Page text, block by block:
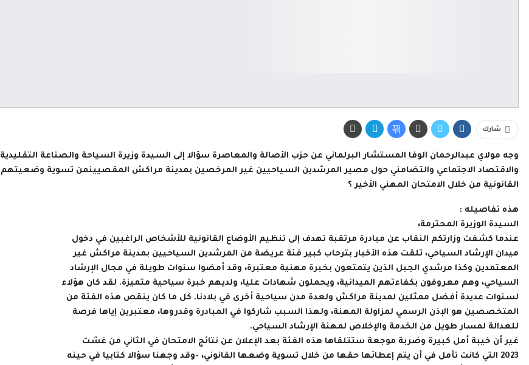
شارك
وجه مولاي عبدالرحمان الوفا المستشار البرلماني عن حزب الأصالة والمعاصرة سؤالا إلى السيدة وزيرة السياحة والصناعة التقليدية
والاقتصاد الاجتماعي والتضامني حول مصير المرشدين السياحيين غير المرخصين بمدينة مراكش المقصيينمن تسوية وضعيتهم
القانونية من خلال الامتحان المهني الأخير ؟
هذه تفاصيله :
السيدة الوزيرة المحترمة،
عندما كشفت وزارتكم النقاب عن مبادرة مرتقبة تهدف إلى تنظيم الأوضاع القانونية للأشخاص الراغبين في دخول
ميدان الإرشاد السياحي، تلقت هذه الأخبار بترحاب كبير فئة عريضة من المرشدين السياحيين بمدينة مراكش غير
المعتمدين وكذا مرشدي الجبل الذين يتمتعون بخبرة مهنية معتبرة، وقد أمضوا سنوات طويلة في مجال الإرشاد
السياحي، وهم معروفون بكفاءتهم الميدانية، ويحملون شهادات عليا، ولديهم خبرة سياحية متميزة. لقد كان هؤلاء
لسنوات عديدة أفضل ممثلين لمدينة مراكش ولعدة مدن سياحية أخرى في بلادنا. كل ما كان ينقص هذه الفئة من
المتخصصين هو الإذن الرسمي لمزاولة المهنة، ولهذا السبب شاركوا في المبادرة وقدروها، معتبرين إياها فرصة
للعدالة لمسار طويل من الخدمة والإخلاص لمهنة الإرشاد السياحي.
غير أن خيبة أمل كبيرة وضربة موجعة ستتلقاها هذه الفئة بعد الإعلان عن نتائج الامتحان في الثاني من غشت
2023 التي كانت تأمل في أن يتم إعطائها حقها من خلال تسوية وضعها القانوني، -وقد وجهنا سؤالا كتابيا في حينه